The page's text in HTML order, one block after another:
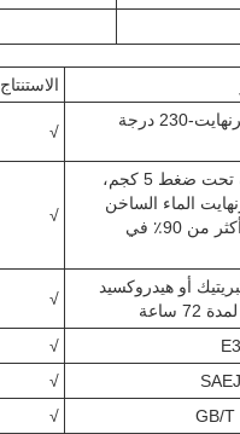
الاستنتاج
-122 درجة فهرنهايت-230 درجة
√
فرشاة نحاسية تحت ضغط 5 كجم،
الماء الساخن
اكتمل، إصلاح أكثر من 90٪ في
√
أو هيدروكسيد
ساعة
√
√
√
GB/T
√